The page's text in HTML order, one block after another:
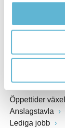
Fax: 0456-82
Öppettider
Anslagstavla
Lediga jobb